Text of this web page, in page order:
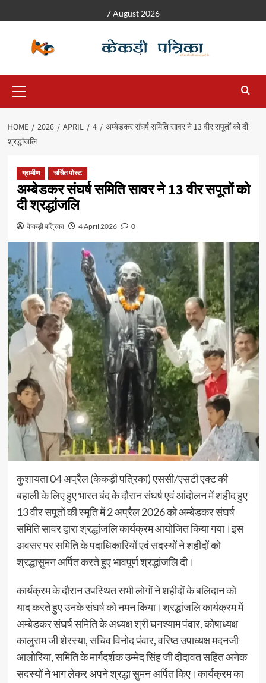
7 August 2026
HOME 2026 APRIL 4
अम्बेडकर संघर्ष समिति सावर ने 13 वीर सपूतों को दी
श्रद्धांजलि
ग्रामीण चर्चित पोस्ट
अम्बेडकर संघर्ष समिति सावर ने 13 वीर सपूतों को
दी श्रद्धांजलि
केकड़ी पत्रिका 4 April 2026 0
कुशायता 04 अप्रैल (केकड़ी पत्रिका) एससी/एसटी एक्ट की
बहाली के लिए हुए भारत बंद के दौरान संघर्ष एवं आंदोलन में शहीद हुए
13 वीर सपूतों की स्मृति में 2 अप्रैल 2026 को अम्बेडकर संघर्ष
समिति सावर द्वारा श्रद्धांजलि कार्यक्रम आयोजित किया गया।इस
अवसर पर समिति के पदाधिकारियों एवं सदस्यों ने शहीदों को
श्रद्धासुमन अर्पित करते हुए भावपूर्ण श्रद्धांजलि दी।
कार्यक्रम के दौरान उपस्थित सभी लोगों ने शहीदों के बलिदान को
याद करते हुए उनके संघर्ष को नमन किया।श्रद्धांजलि कार्यक्रम में
अम्बेडकर संघर्ष समिति के अध्यक्ष श्री घनश्याम पंवार, कोषाध्यक्ष
कालुराम जी शेरस्या, सचिव विनोद पंवार, वरिष्ठ उपाध्यक्ष मदनजी
आलोरिया, समिति के मार्गदर्शक उम्मेद सिंह जी दीदावत सहित अनेक
सदस्यों ने भाग लेकर अपने श्रद्धा सुमन अर्पित किए।कार्यक्रम का